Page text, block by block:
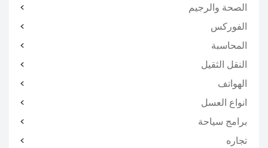
الصحة والرجيم
الفوركس
المحاسبة
النقل الثقيل
الهواتف
انواع العسل
برامج سياحة
تجاره